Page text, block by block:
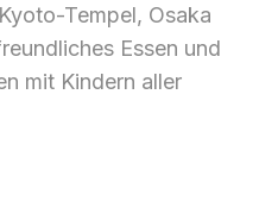
Tempel, Osaka
Essen und
mit Kindern aller